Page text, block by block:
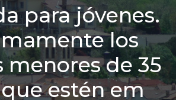
para jóvenes.
los
menores de 35
estén em